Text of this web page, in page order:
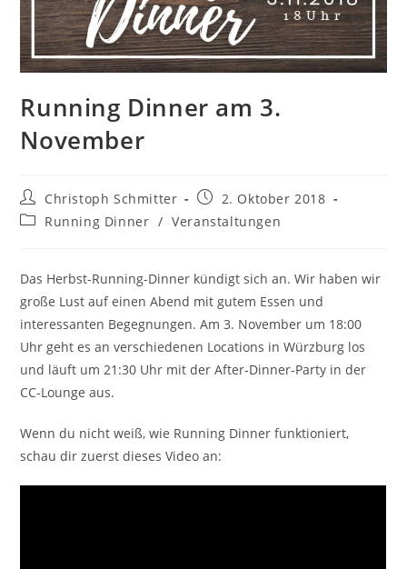
Running Dinner am 3.
November
Christoph Schmitter
2. Oktober 2018
Running Dinner / Veranstaltungen
Das Herbst-Running-Dinner kündigt sich an. Wir haben wir
große Lust auf einen Abend mit gutem Essen und
interessanten Begegnungen. Am 3. November um 18:00
Uhr geht es an verschiedenen Locations in Würzburg los
und läuft um 21:30 Uhr mit der After-Dinner-Party in der
CC-Lounge aus.
Wenn du nicht weiß, wie Running Dinner funktioniert,
schau dir zuerst dieses Video an: